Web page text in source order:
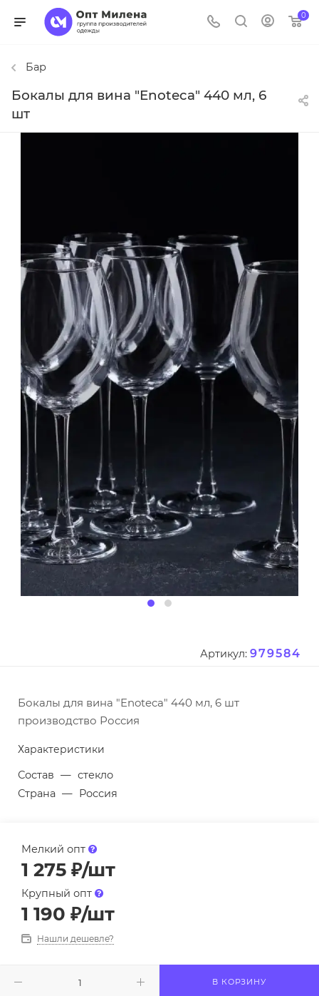
0
Бар
Бокалы для вина "Enoteca" 440 мл, 6
шт
Артикул: 979584
Бокалы для вина "Enoteca" 440 мл, 6 шт
производство Россия
Характеристики
Состав — стекло
Страна — Россия
Мелкий опт
1 275 ₽/шт
Крупный опт
1 190 ₽/шт
Нашли дешевле?
В КОРЗИНУ